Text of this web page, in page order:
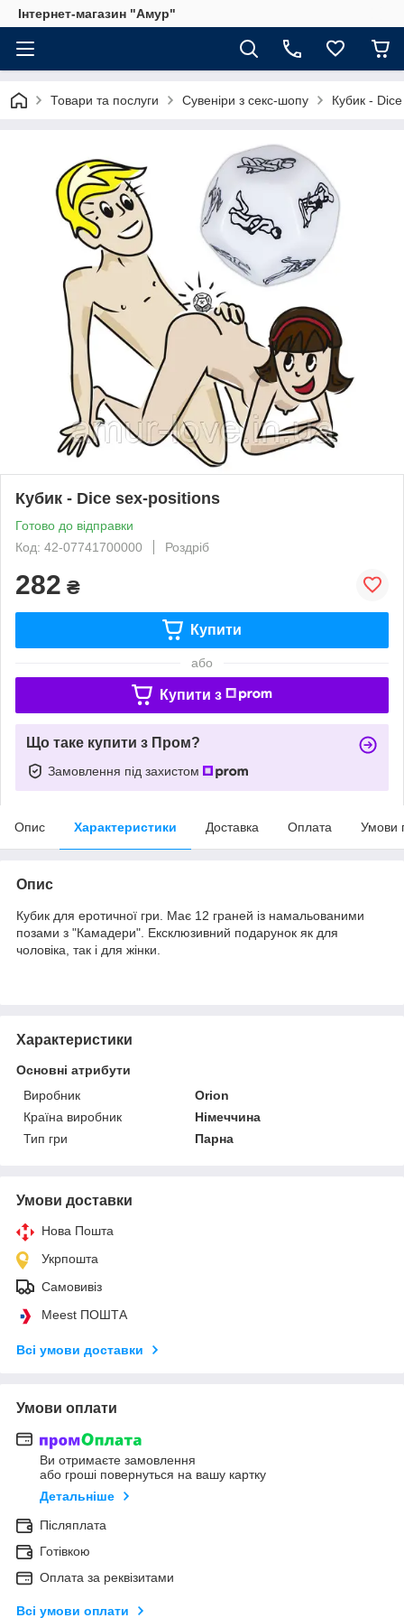
Інтернет-магазин "Амур"
Товари та послуги Сувеніри з секс-шопу Кубик -
Кубик - Dice sex-positions
Готово до відправки
Код: 42-07741700000
Роздріб
282 ₴
Купити
або
Купити з
Що таке купити з Пром?
Замовлення під захистом
Опис Характеристики Доставка Оплата Умови
Опис
Кубик для еротичної гри. Має 12 граней із намальованими
позами з "Камадери". Ексклюзивний подарунок як для
чоловіка, так і для жінки.
Характеристики
Основні атрибути
Виробник
Orion
Країна виробник
Німеччина
Тип гри
Парна
Умови доставки
Нова Пошта
Укрпошта
Самовивіз
Meest ПОШТА
Всі умови доставки
Умови оплати
Ви отримаєте замовлення
або гроші повернуться на вашу картку
Детальніше
Післяплата
Готівкою
Оплата за реквізитами
Всі умови оплати